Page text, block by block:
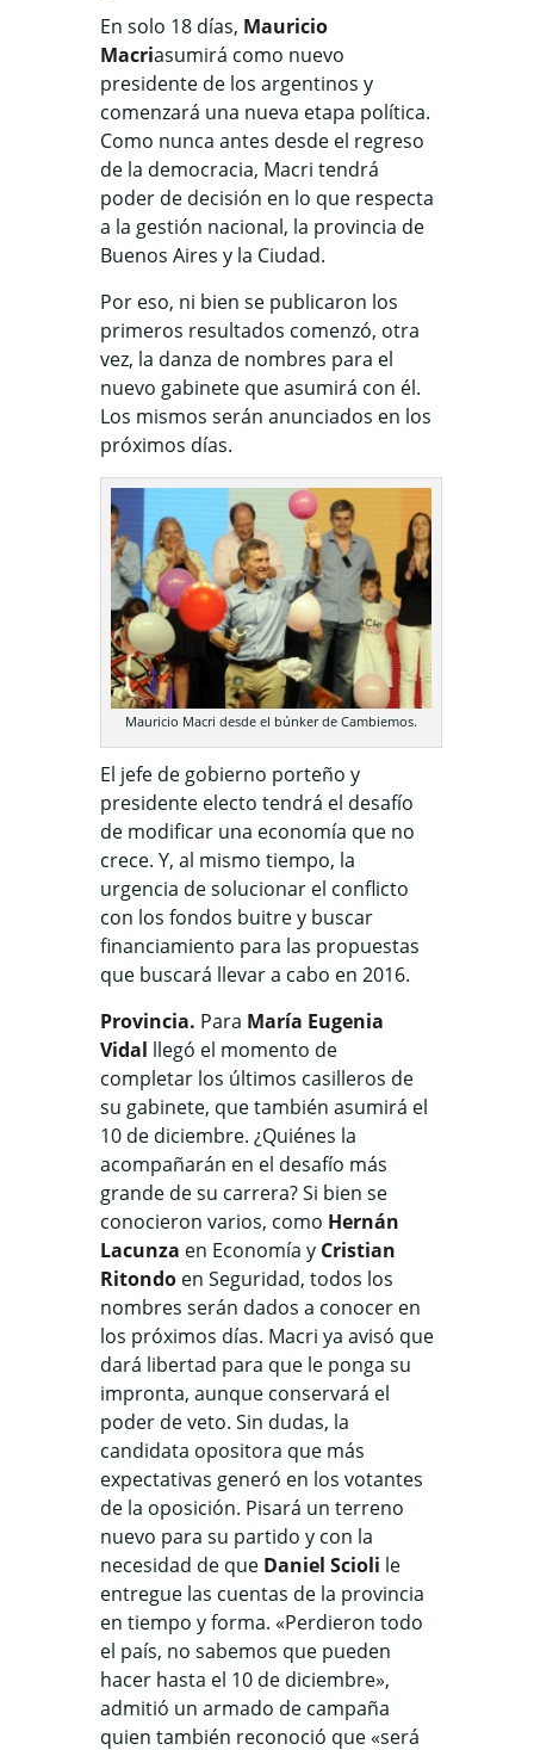
En solo 18 días, Mauricio
Macriasumirá como nuevo
presidente de los argentinos y
comenzará una nueva etapa política.
Como nunca antes desde el regreso
de la democracia, Macri tendrá
poder de decisión en lo que respecta
a la gestión nacional, la provincia de
Buenos Aires y la Ciudad.
Por eso, ni bien se publicaron los
primeros resultados comenzó, otra
vez, la danza de nombres para el
nuevo gabinete que asumirá con él.
Los mismos serán anunciados en los
próximos días.
Mauricio Macri desde el búnker de Cambiemos.
El jefe de gobierno porteño y
presidente electo tendrá el desafío
de modificar una economía que no
crece. Y, al mismo tiempo, la
urgencia de solucionar el conflicto
con los fondos buitre y buscar
financiamiento para las propuestas
que buscará llevar a cabo en 2016.
Provincia. Para María Eugenia
Vidal llegó el momento de
completar los últimos casilleros de
su gabinete, que también asumirá el
10 de diciembre. ¿Quiénes la
acompañarán en el desafío más
grande de su carrera? Si bien se
conocieron varios, como Hernán
Lacunza en Economía y Cristian
Ritondo en Seguridad, todos los
nombres serán dados a conocer en
los próximos días. Macri ya avisó que
dará libertad para que le ponga su
impronta, aunque conservará el
poder de veto. Sin dudas, la
candidata opositora que más
expectativas generó en los votantes
de la oposición. Pisará un terreno
nuevo para su partido y con la
necesidad de que Daniel Scioli le
entregue las cuentas de la provincia
en tiempo y forma. «Perdieron todo
el país, no sabemos que pueden
hacer hasta el 10 de diciembre»,
admitió un armado de campaña
quien también reconoció que «será